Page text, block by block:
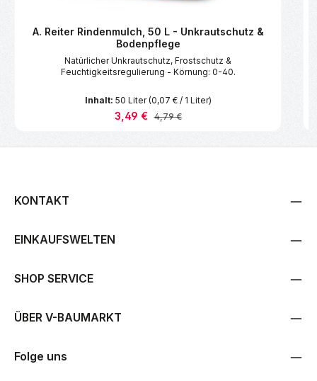
A. Reiter Rindenmulch, 50 L - Unkrautschutz &
Bodenpflege
Natürlicher Unkrautschutz, Frostschutz &
Feuchtigkeitsregulierung - Körnung: 0-40.
Inhalt: 50 Liter(0,07 € / 1 Liter)
Verkaufspreis:
3,49 € Regulärer Preis:
4,79 €
KONTAKT
EINKAUFSWELTEN
SHOP SERVICE
ÜBER V-BAUMARKT
Folge uns